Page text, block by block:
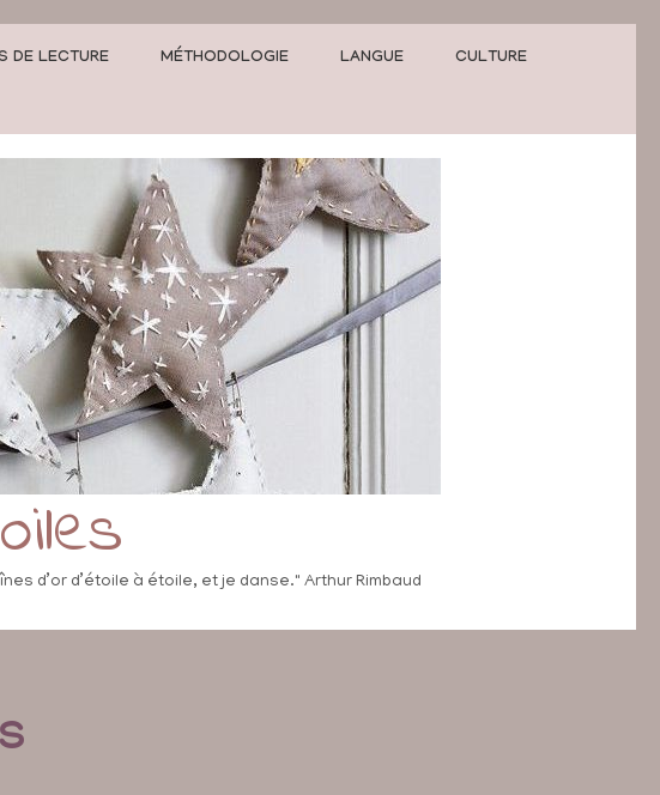
DE LECTURE MÉTHODOLOGIE LANGUE CULTURE
d’or d’étoile à étoile, et je danse." Arthur Rimbaud